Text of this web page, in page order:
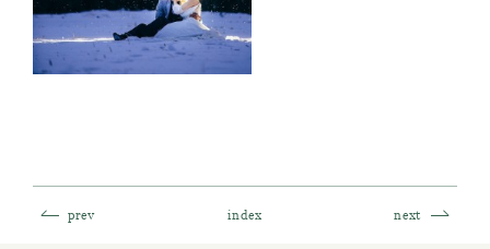
prev index next